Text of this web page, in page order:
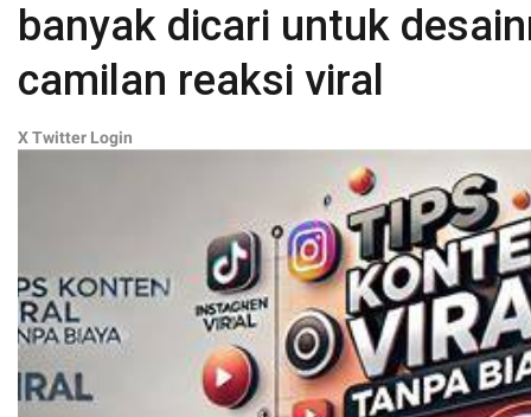
banyak dicari untuk
camilan reaksi viral
X Twitter Login